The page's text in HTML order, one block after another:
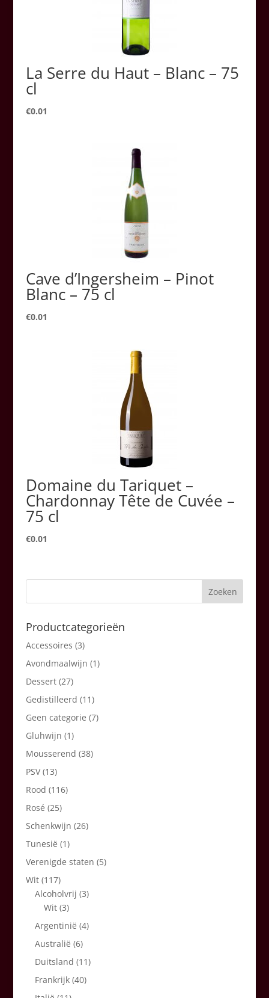
La Serre du Haut – Blanc – 75
cl
€0.01
Cave d’Ingersheim – Pinot
Blanc – 75 cl
€0.01
Domaine du Tariquet –
Chardonnay Tête de Cuvée –
75 cl
€0.01
Productcategorieën
Accessoires (3)
Avondmaalwijn (1)
Dessert (27)
Gedistilleerd (11)
Geen categorie (7)
Gluhwijn (1)
Mousserend (38)
PSV (13)
Rood (116)
Rosé (25)
Schenkwijn (26)
Tunesië (1)
Verenigde staten (5)
Wit (117)
Alcoholvrij (3)
Wit (3)
Argentinië (4)
Australië (6)
Duitsland (11)
Frankrijk (40)